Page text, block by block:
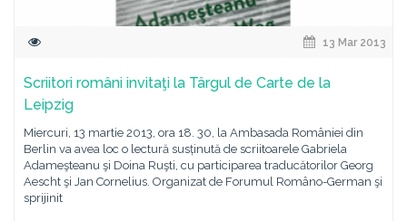
13 Mar 2013
Scriitori români invitaţi la Târgul de Carte de la
Leipzig
Miercuri, 13 martie 2013, ora 18. 30, la Ambasada României din
Berlin va avea loc o lectură susținută de scriitoarele Gabriela
Adameşteanu şi Doina Ruşti, cu participarea traducătorilor Georg
Aescht şi Jan Cornelius. Organizat de Forumul Româno-German şi
sprijinit